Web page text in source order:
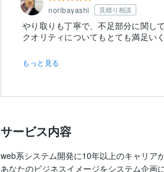
noribayashi 見積り相談
やり取りも丁寧で、不足部分に関し
もっと見る
サービス内容
web系システム開発に10年以上のキャリア
あなたのビジネスイメージをシステム企画